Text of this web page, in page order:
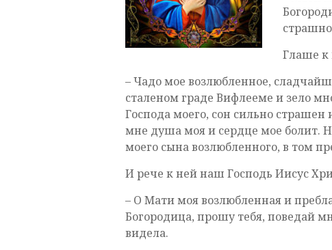
Глаше к
– Чадо мое возлюбленное,
сталеном граде Вифлееме и зело
Господа моего, сон сильно страшен
мне душа моя и сердце мое болит.
моего сына возлюбленного, в том
И рече к ней наш Господь Иисус
– О Мати моя возлюбленная и
Богородица, прошу тебя, поведай
видела.